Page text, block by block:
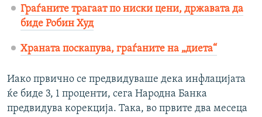
Граѓаните трагаат по ниски цени, државата да
биде Робин Худ
Храната поскапува, граѓаните на „диета“
Иако првично се предвидуваше дека инфлацијата
ќе биде 3, 1 проценти, сега Народна Банка
предвидува корекција. Така, во првите два месеца